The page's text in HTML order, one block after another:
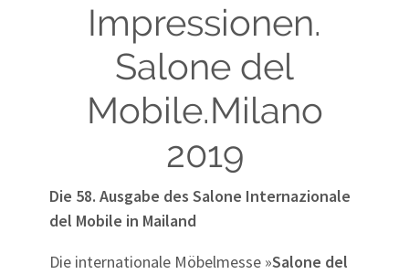
Impressionen.
Salone del
Mobile.Milano
2019
Die 58. Ausgabe des Salone Internazionale
del Mobile in Mailand
Die internationale Möbelmesse »Salone del